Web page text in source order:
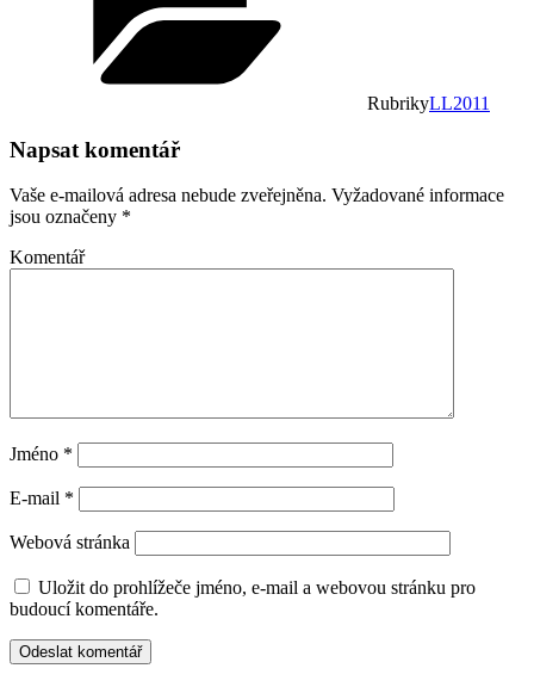
RubrikyLL2011
Napsat komentář
Vaše e-mailová adresa nebude zveřejněna. Vyžadované informace
jsou označeny *
Komentář
Jméno *
E-mail *
Webová stránka
Uložit do prohlížeče jméno, e-mail a webovou stránku pro
budoucí komentáře.